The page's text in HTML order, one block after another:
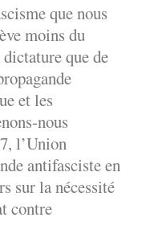
que nous
moins du
que de
et les
nous
l’Union
antifasciste en
sur la nécessité
contre